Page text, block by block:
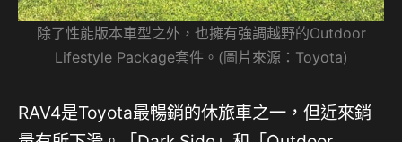
除了性能版本車型之外，也擁有強調越野的Outdoor
Lifestyle Package套件。(圖片來源：Toyota)
RAV4是Toyota最暢銷的休旅車之一，但近來銷